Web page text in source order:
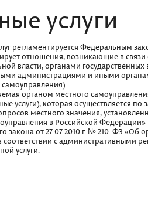
услуги
регламентируется Федеральным
отношения, возникающие в
власти, органами
администрациями и иными
органом местного
услуги), которая осуществляется
местного значения,
в Российской
от 27.07.2010 г. № 210-ФЗ «Об
соответствии с
услуги.